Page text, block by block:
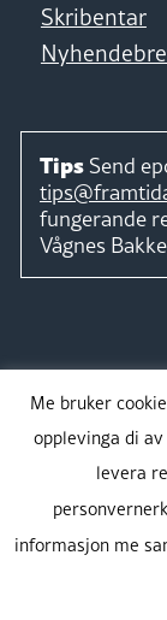
Skribentar
Tips Send
fungerande
Vågnes
Me bruker
opplevinga di
levera
informasjon me